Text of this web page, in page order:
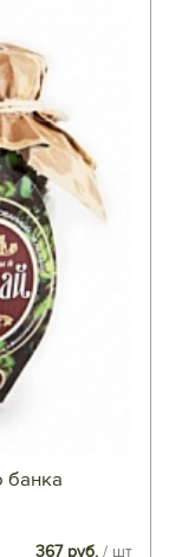
банка
367 руб. / шт